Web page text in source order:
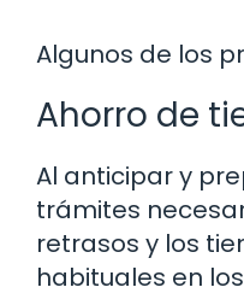
Algunos de los
Ahorro de
Al anticipar y
trámites
retrasos y los
habituales en